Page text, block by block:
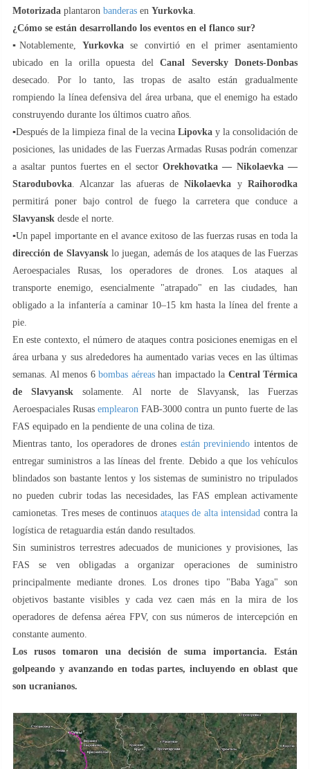
Motorizada plantaron banderas en Yurkovka
¿Cómo se están desarrollando los eventos en el flanco sur?
▪️Notablemente,Yurkovka se convirtió en el primer asentamiento
ubicado en la orilla opuesta del Canal Seversky Donets-Donbas
desecado. Por lo tanto, las tropas de asalto están gradualmente
rompiendo la línea defensiva del área urbana, que el enemigo ha estado
construyendo durante los últimos cuatro años.
▪️Después de la limpieza final de la vecina Lipovka y la consolidación de
posiciones, las unidades de las Fuerzas Armadas Rusas podrán comenzar
a asaltar puntos fuertes en el sectorOrekhovatka — Nikolaevka —
Starodubovka . Alcanzar las afueras deNikolaevka yRaihorodka
permitirá poner bajo control de fuego la carretera que conduce a
Slavyansk desde el norte.
▪️Un papel importante en el avance exitoso de las fuerzas rusas en toda la
dirección de Slavyansk lo juegan, además de los ataques de las Fuerzas
Aeroespaciales Rusas, los operadores de drones. Los ataques al
transporte enemigo, esencialmente "atrapado" en las ciudades, han
obligado a la infantería a caminar 10–15 km hasta la línea del frente a
pie.
En este contexto, el número de ataques contra posiciones enemigas en el
área urbana y sus alrededores ha aumentado varias veces en las últimas
semanas. Al menos 6 bombas aéreashan impactado la Central Térmica
de Slavyansk solamente. Al norte de Slavyansk, las Fuerzas
Aeroespaciales Rusasemplearon FAB-3000 contra un punto fuerte de las
FAS equipado en la pendiente de una colina de tiza.
Mientras tanto, los operadores de drones están previniendo intentos de
entregar suministros a las líneas del frente. Debido a que los vehículos
blindados son bastante lentos y los sistemas de suministro no tripulados
no pueden cubrir todas las necesidades, las FAS emplean activamente
camionetas. Tres meses de continuos ataques de alta intensidad contra la
logística de retaguardia están dando resultados.
Sin suministros terrestres adecuados de municiones y provisiones, las
FAS se ven obligadas a organizar operaciones de suministro
principalmente mediante drones. Los drones tipo "Baba Yaga" son
objetivos bastante visibles y cada vez caen más en la mira de los
operadores de defensa aérea FPV, con sus números de intercepción en
constante aumento.
Los rusos tomaron una decisión de suma importancia. Están
golpeando y avanzando en todas partes, incluyendo en oblast que
son ucranianos.